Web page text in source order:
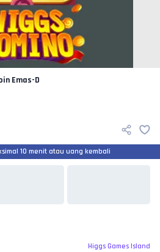
Emas-D
10 menit atau uang kembali
Higgs Games Island